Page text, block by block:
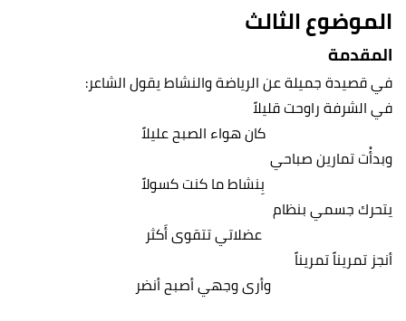
الموضوع الثالث
المقدمة
في قصيدة جميلة عن الرياضة والنشاط يقول الشاعر:
في الشرفة راوحت قليلاً
كان هواء الصبح عليلاً
وبدأْت تمارين صباحي
بِنشاط ما كنت كسولاً
يتحرك جسمي بنظام
عضلاتي تتقوى أَكثر
أنجز تمريناً تمريناً
وأرى وجهي أصبح أنضر